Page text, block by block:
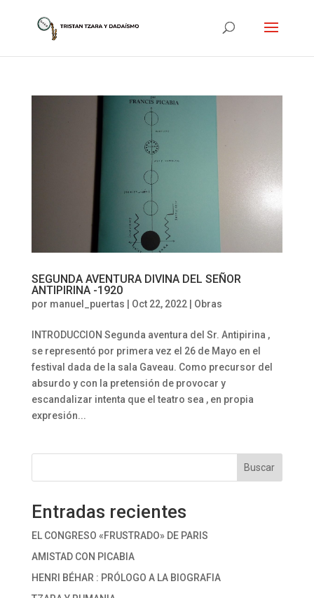
SEGUNDA AVENTURA DIVINA DEL SEÑOR
ANTIPIRINA -1920
por manuel_puertas Oct 22, 2022| Obras
INTRODUCCION Segunda aventura del Sr. Antipirina ,
se representó por primera vez el 26 de Mayo en el
festival dada de la sala Gaveau. Como precursor del
absurdo y con la pretensión de provocar y
escandalizar intenta que el teatro sea , en propia
expresión...
Buscar
Entradas recientes
EL CONGRESO «FRUSTRADO» DE PARIS
AMISTAD CON PICABIA
HENRI BÉHAR : PRÓLOGO A LA BIOGRAFIA